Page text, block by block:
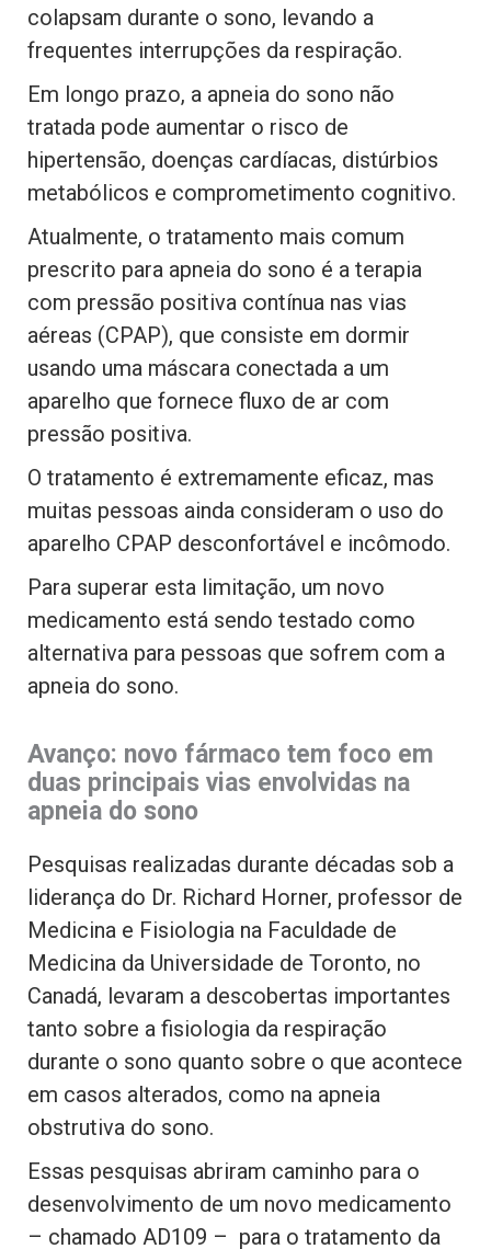
colapsam durante o sono, levando a
frequentes interrupções da respiração.
Em longo prazo, a apneia do sono não
tratada pode aumentar o risco de
hipertensão, doenças cardíacas, distúrbios
metabólicos e comprometimento cognitivo.
Atualmente, o tratamento mais comum
prescrito para apneia do sono é a terapia
com pressão positiva contínua nas vias
aéreas (CPAP), que consiste em dormir
usando uma máscara conectada a um
aparelho que fornece fluxo de ar com
pressão positiva.
O tratamento é extremamente eficaz, mas
muitas pessoas ainda consideram o uso do
aparelho CPAP desconfortável e incômodo.
Para superar esta limitação, um novo
medicamento está sendo testado como
alternativa para pessoas que sofrem com a
apneia do sono.
Avanço: novo fármaco tem foco em
duas principais vias envolvidas na
apneia do sono
Pesquisas realizadas durante décadas sob a
liderança do Dr. Richard Horner, professor de
Medicina e Fisiologia na Faculdade de
Medicina da Universidade de Toronto, no
Canadá, levaram a descobertas importantes
tanto sobre a fisiologia da respiração
durante o sono quanto sobre o que acontece
em casos alterados, como na apneia
obstrutiva do sono.
Essas pesquisas abriram caminho para o
desenvolvimento de um novo medicamento
– chamado AD109 – para o tratamento da